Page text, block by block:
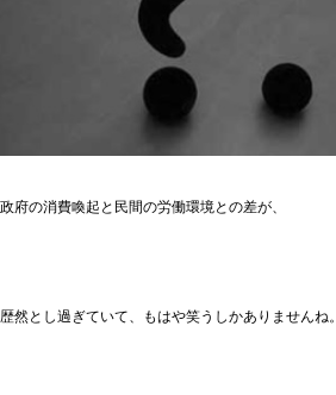
政府の消費喚起と民間の労働環境との差が、
歴然とし過ぎていて、もはや笑うしかありませんね。